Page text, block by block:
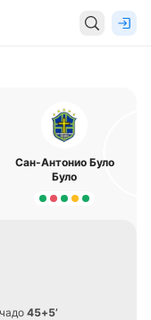
Сан-Антонио Було
Було
45+5’